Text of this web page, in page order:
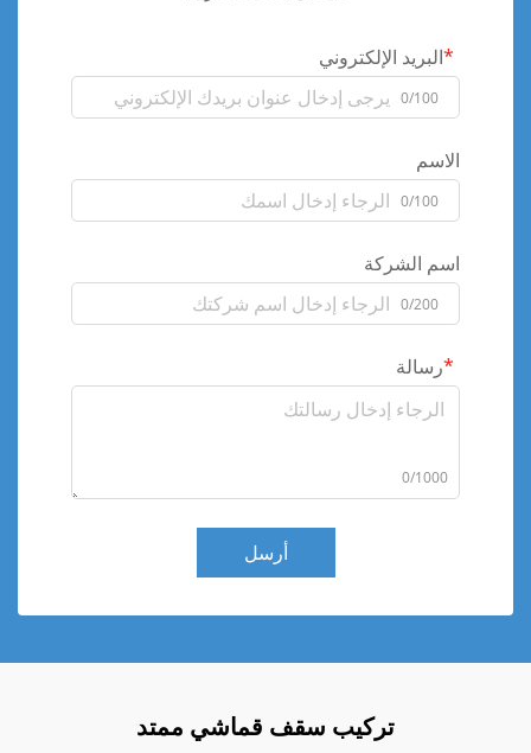
البريد الإلكتروني
0/100
الاسم
0/100
اسم الشركة
0/200
رسالة
0/1000
أرسل
تركيب سقف قماشي ممتد